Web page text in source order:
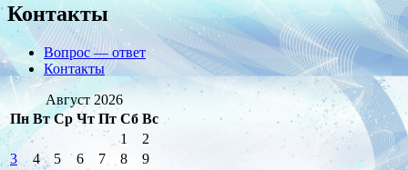
Контакты
Вопрос — ответ
Контакты
Август 2026
Пн Вт Ср Чт Пт Сб Вс
1
2
3
4 5 6 7 8
9